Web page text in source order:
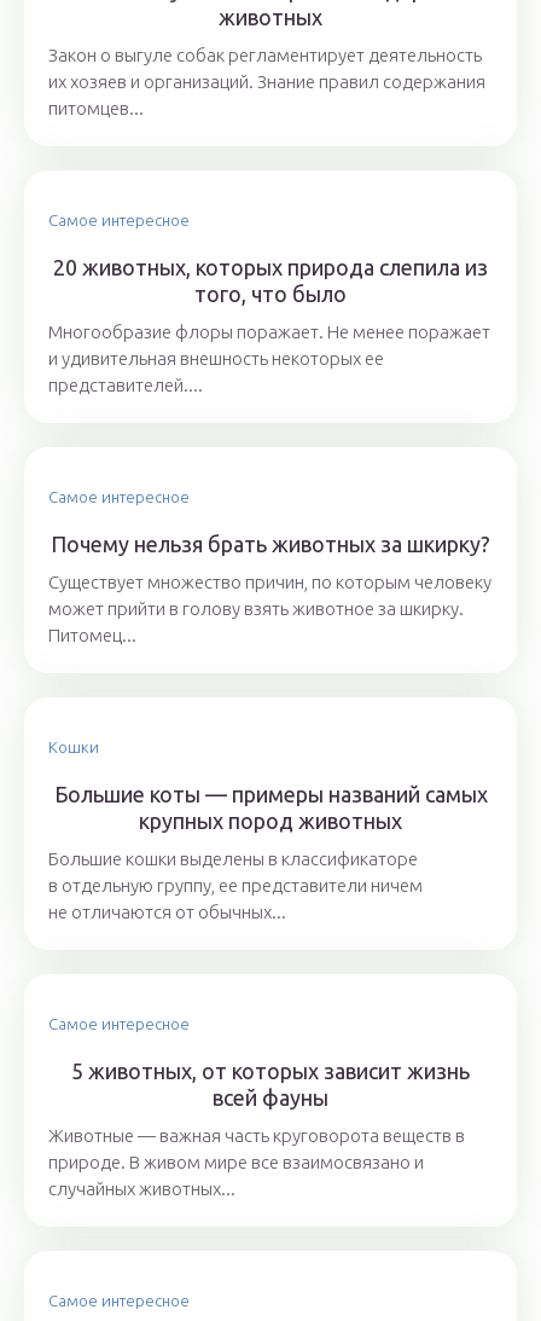
животных
Закон о выгуле собак регламентирует деятельность
их хозяев и организаций. Знание правил содержания
питомцев...
Самое интересное
20 животных, которых природа слепила из
того, что было
Многообразие флоры поражает. Не менее поражает
и удивительная внешность некоторых ее
представителей....
Самое интересное
Почему нельзя брать животных за шкирку?
Существует множество причин, по которым человеку
может прийти в голову взять животное за шкирку.
Питомец...
Кошки
Большие коты — примеры названий самых
крупных пород животных
Большие кошки выделены в классификаторе
в отдельную группу, ее представители ничем
не отличаются от обычных...
Самое интересное
5 животных, от которых зависит жизнь
всей фауны
Животные — важная часть круговорота веществ в
природе. В живом мире все взаимосвязано и
случайных животных...
Самое интересное